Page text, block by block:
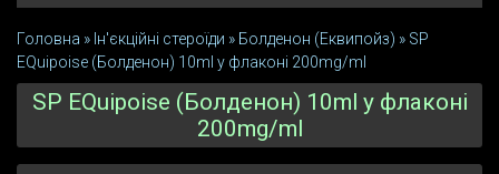
Головна » Ін'єкційні стероїди » Болденон (Еквипойз) » SP
EQuipoise (Болденон) 10ml у флаконі 200mg/ml
SP EQuipoise (Болденон) 10ml у флаконі
200mg/ml